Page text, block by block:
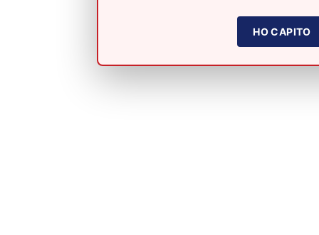
HO CAPITO